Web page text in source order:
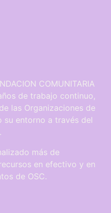
COMUNITARIA
de trabajo continuo,
las Organizaciones de
su entorno a través del
más de
en efectivo y en
de OSC.